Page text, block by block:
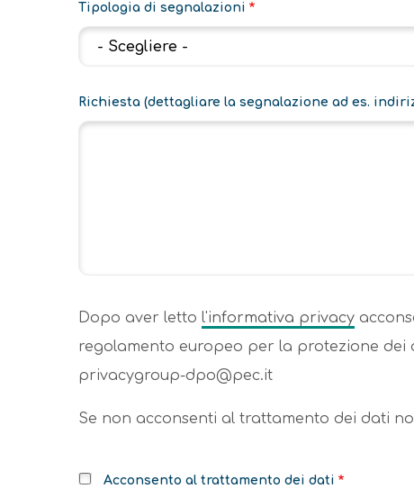
Tipologia di segnalazioni
Richiesta (dettagliare la segnalazione ad es.
Dopo aver letto l'informativa privacy
regolamento europeo per la protezione dei
privacygroup-dpo@pec.it
Se non acconsenti al trattamento dei dati
Acconsento al trattamento dei dati